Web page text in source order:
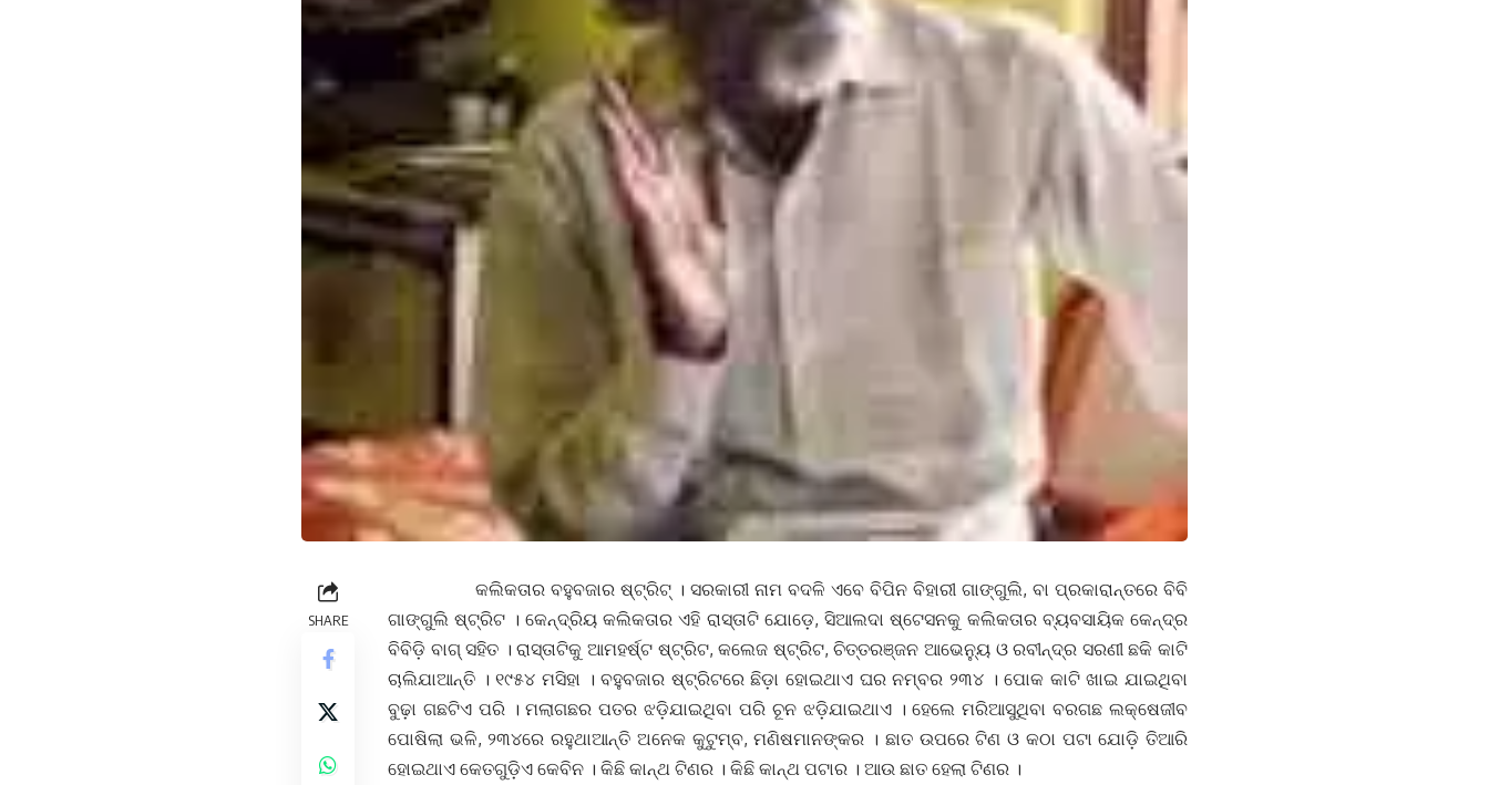
SHARE
କଲିକତାର ବହୁବଜାର ଷ୍ଟ୍ରିଟ୍ । ସରକାରୀ ନାମ ବଦଳି ଏବେ ବିପିନ ବିହାରୀ ଗାଙ୍ଗୁଲି, ବା ପ୍ରକାରାନ୍ତରେ ବିବି
ଗାଙ୍ଗୁଲି ଷ୍ଟ୍ରିଟ । କେନ୍ଦ୍ରିୟ କଲିକତାର ଏହି ରାସ୍ତାଟି ଯୋଡ଼େ, ସିଆଲଦା ଷ୍ଟେସନକୁ କଲିକତାର ବ୍ୟବସାୟିକ କେନ୍ଦ୍ର
ବିବିଡ଼ି ବାଗ୍ ସହିତ । ରାସ୍ତାଟିକୁ ଆମହର୍ଷ୍ଟ ଷ୍ଟ୍ରିଟ, କଲେଜ ଷ୍ଟ୍ରିଟ, ଚିତ୍ତରଞ୍ଜନ ଆଭେନ୍ୟୁ ଓ ରବୀନ୍ଦ୍ର ସରଣୀ ଛକି କାଟି
ଚାଲିଯାଆନ୍ତି । ୧୯୫୪ ମସିହା । ବହୁବଜାର ଷ୍ଟ୍ରିଟରେ ଛିଡ଼ା ହୋଇଥାଏ ଘର ନମ୍ବର ୨୩୪ । ପୋକ କାଟି ଖାଇ ଯାଇଥିବା
ବୁଢ଼ା ଗଛଟିଏ ପରି । ମଲାଗଛର ପତର ଝଡ଼ିଯାଇଥିବା ପରି ଚୂନ ଝଡ଼ିଯାଇଥାଏ । ହେଲେ ମରିଆସୁଥିବା ବରଗଛ ଲକ୍ଷେଜୀବ
ପୋଷିଲା ଭଳି, ୨୩୪ରେ ରହୁଥାଆନ୍ତି ଅନେକ କୁଟୁମ୍ବ, ମଣିଷମାନଙ୍କର । ଛାତ ଉପରେ ଟିଣ ଓ କଠା ପଟା ଯୋଡ଼ି ତିଆରି
ହୋଇଥାଏ କେତଗୁଡ଼ିଏ କେବିନ । କିଛି କାନ୍ଥ ଟିଣର । କିଛି କାନ୍ଥ ପଟାର । ଆଉ ଛାତ ହେଲା ଟିଣର ।